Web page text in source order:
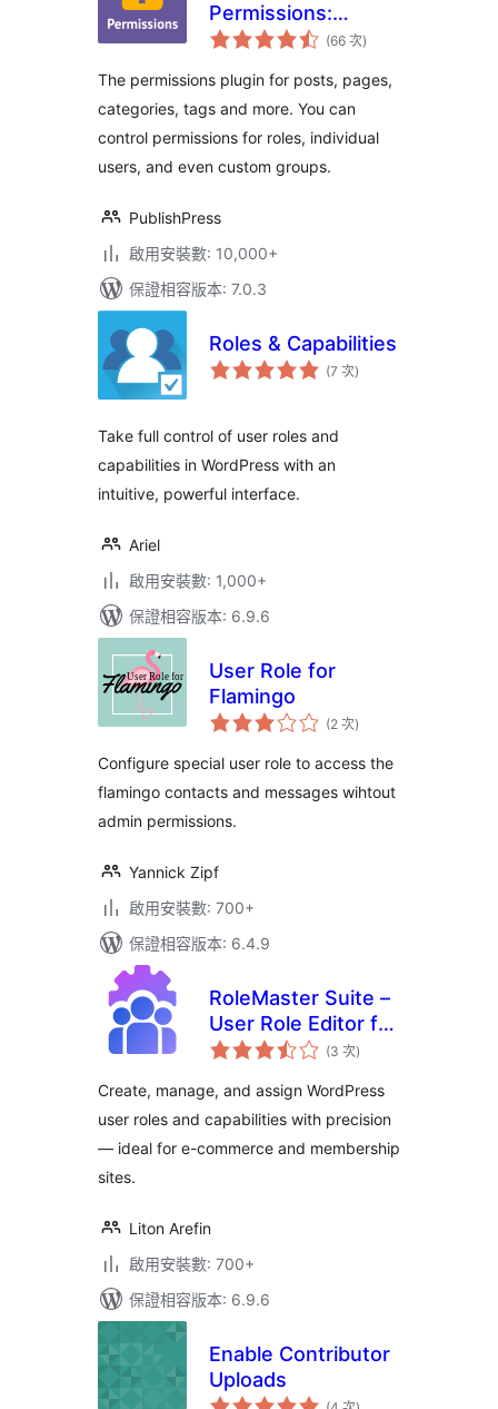
Permissions:
Control User
Pages, Categories,
Tags
(66 次評
分
數
)
The permissions plugin for posts, pages,
categories, tags and more. You can
control permissions for roles, individual
users, and even custom groups.
PublishPress
啟用安裝數: 10,000+
保證相容版本: 7.0.3
Roles & Capabilities
(7 次評
分)
Take full control of user roles and
capabilities in WordPress with an
intuitive, powerful interface.
Ariel
啟用安裝數: 1,000+
保證相容版本: 6.9.6
User Role for
Flamingo
(2 次評
分
數
)
Configure special user role to access the
flamingo contacts and messages wihtout
admin permissions.
Yannick Zipf
啟用安裝數: 700+
保證相容版本: 6.4.9
RoleMaster Suite –
User Role Editor for
E-Commerce,
Admin Panel
(3 次評
分
數
)
Create, manage, and assign WordPress
user roles and capabilities with precision
— ideal for e-commerce and membership
sites.
Liton Arefin
啟用安裝數: 700+
保證相容版本: 6.9.6
Enable Contributor
Uploads
評